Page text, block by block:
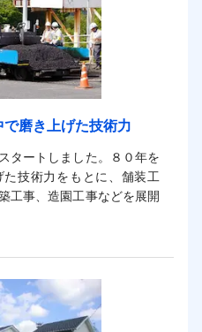
磨き上げた技術力
タートしました。８０年を
技術力をもとに、舗装工
工事、造園工事などを展開